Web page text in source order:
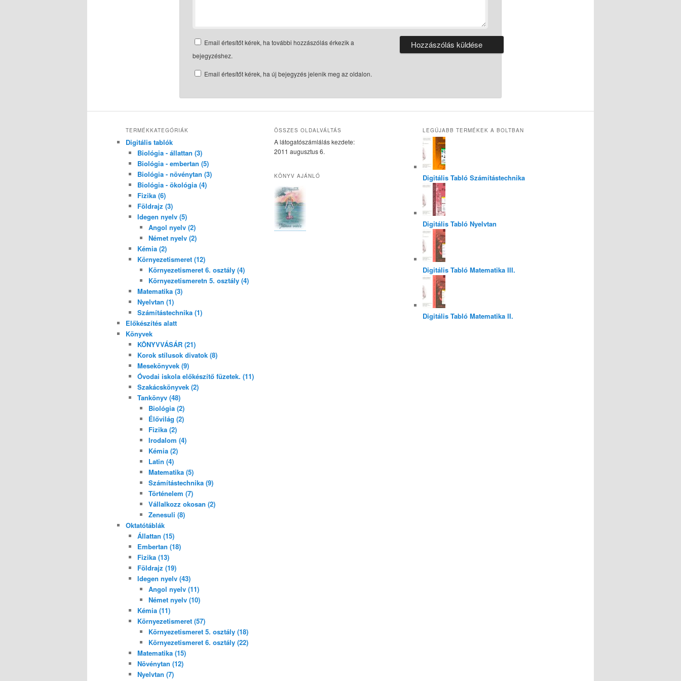
Email értesítőt kérek, ha további hozzászólás érkezik a
bejegyzéshez.
Email értesítőt kérek, ha új bejegyzés jelenik meg az oldalon.
TERMÉKKATEGÓRIÁK
Digitális tablók
Biológia - állattan (3)
Biológia - embertan (5)
Biológia - növénytan (3)
Biológia - ökológia (4)
Fizika (6)
Földrajz (3)
Idegen nyelv (5)
Angol nyelv (2)
Német nyelv (2)
Kémia (2)
Környezetismeret (12)
Környezetismeret 6. osztály (4)
Környezetismeretn 5. osztály (4)
Matematika (3)
Nyelvtan (1)
Számítástechnika (1)
Előkészítés alatt
Könyvek
KÖNYVVÁSÁR (21)
Korok stílusok divatok (8)
Mesekönyvek (9)
Óvodai iskola előkészítő füzetek. (11)
Szakácskönyvek (2)
Tankönyv (48)
Biológia (2)
Élővilág (2)
Fizika (2)
Irodalom (4)
Kémia (2)
Latin (4)
Matematika (5)
Számítástechnika (9)
Történelem (7)
Vállalkozz okosan (2)
Zenesuli (8)
Oktatótáblák
Állattan (15)
Embertan (18)
Fizika (13)
Földrajz (19)
Idegen nyelv (43)
Angol nyelv (11)
Német nyelv (10)
Kémia (11)
Környezetismeret (57)
Környezetismeret 5. osztály (18)
Környezetismeret 6. osztály (22)
Matematika (15)
Növénytan (12)
Nyelvtan (7)
ÖSSZES OLDALVÁLTÁS
A látogatószámlálás kezdete:
2011 augusztus 6.
KÖNYV AJÁNLÓ
LEGÚJABB TERMÉKEK A BOLTBAN
Digitális Tabló Számítástechnika
Digitális Tabló Nyelvtan
Digitális Tabló Matematika III.
Digitális Tabló Matematika II.